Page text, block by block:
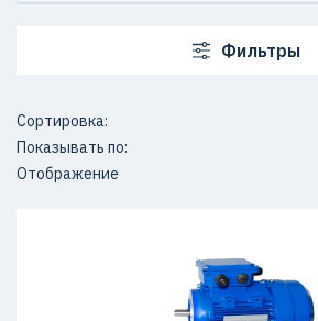
Фильтры
Сортировка:
Показывать по:
Отображение